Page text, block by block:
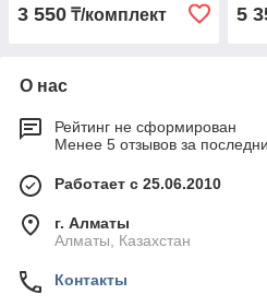
3 550 ₸/комплект 5
О нас
Рейтинг не сформирован
Менее 5 отзывов за
Работает с 25.06.2010
г. Алматы
Алматы, Казахстан
Контакты